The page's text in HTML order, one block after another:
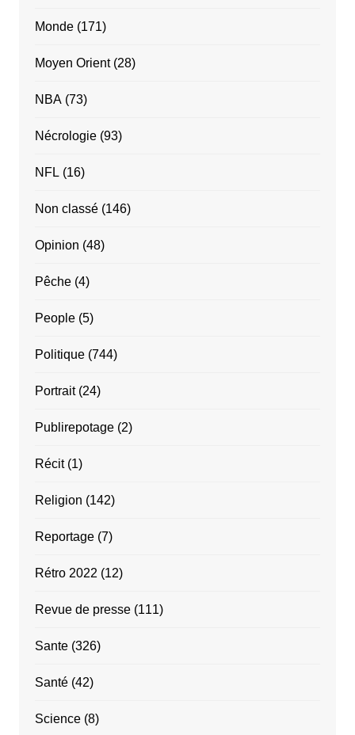
Monde(171)
Moyen Orient(28)
NBA(73)
Nécrologie(93)
NFL (16)
Non classé(146)
Opinion (48)
Pêche(4)
People(5)
Politique(744)
Portrait(24)
Publirepotage(2)
Récit(1)
Religion (142)
Reportage(7)
Rétro 2022 (12)
Revue de presse(111)
Sante(326)
Santé(42)
Science(8)